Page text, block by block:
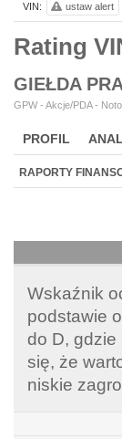
Rating
GIEŁDA
GPW - Akcje/PDA -
PROFIL
BR LAB
RAPORTY
Wskaźnik
podstawie
do D, gdzie
się, że
niskie
VIN: ustaw alert
261